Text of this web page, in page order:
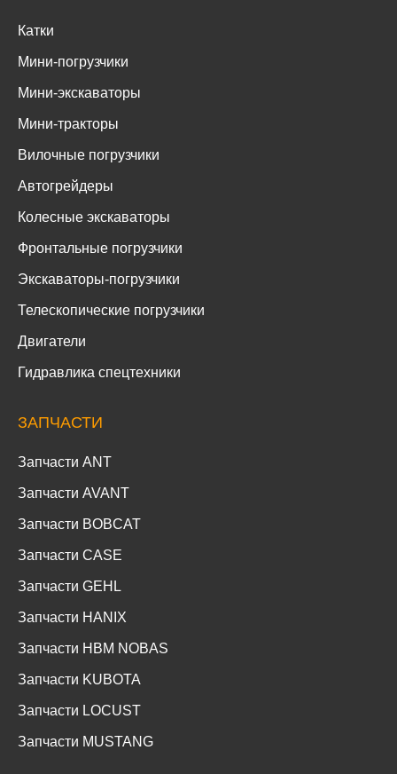
Катки
Мини-погрузчики
Мини-экскаваторы
Мини-тракторы
Вилочные погрузчики
Автогрейдеры
Колесные экскаваторы
Фронтальные погрузчики
Экскаваторы-погрузчики
Телескопические погрузчики
Двигатели
Гидравлика спецтехники
ЗАПЧАСТИ
Запчасти ANT
Запчасти AVANT
Запчасти BOBCAT
Запчасти CASE
Запчасти GEHL
Запчасти HANIX
Запчасти HBM NOBAS
Запчасти KUBOTA
Запчасти LOCUST
Запчасти MUSTANG